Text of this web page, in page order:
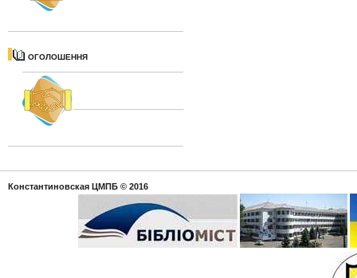
ОГОЛОШЕННЯ
Константиновская ЦМПБ © 2016